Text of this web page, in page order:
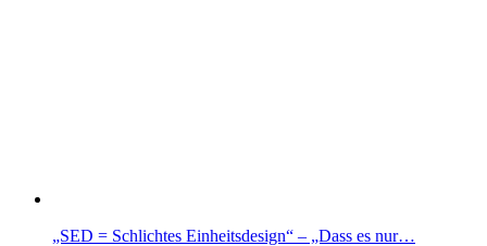
„SED = Schlichtes Einheitsdesign“ – „Dass es nur…